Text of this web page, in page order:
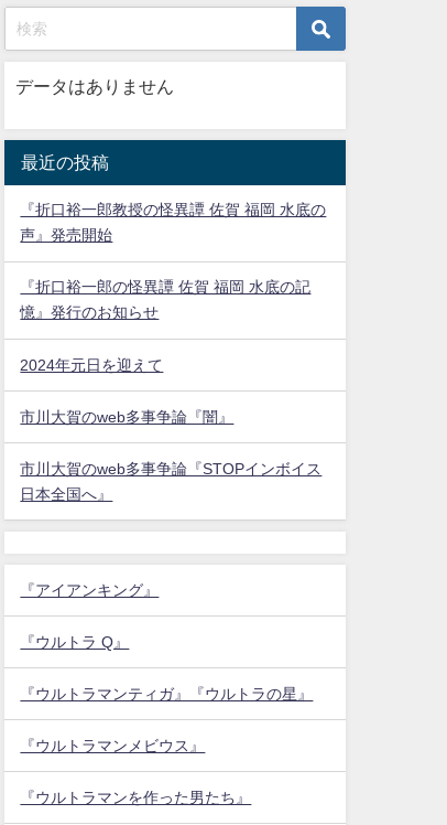
データはありません
最近の投稿
『折口裕一郎教授の怪異譚 佐賀 福岡 水底の
声』発売開始
『折口裕一郎の怪異譚 佐賀 福岡 水底の記
憶』発行のお知らせ
2024年元日を迎えて
市川大賀のweb多事争論『闇』
市川大賀のweb多事争論『STOPインボイス
日本全国へ』
『アイアンキング』
『ウルトラ Q』
『ウルトラマンティガ』『ウルトラの星』
『ウルトラマンメビウス』
『ウルトラマンを作った男たち』